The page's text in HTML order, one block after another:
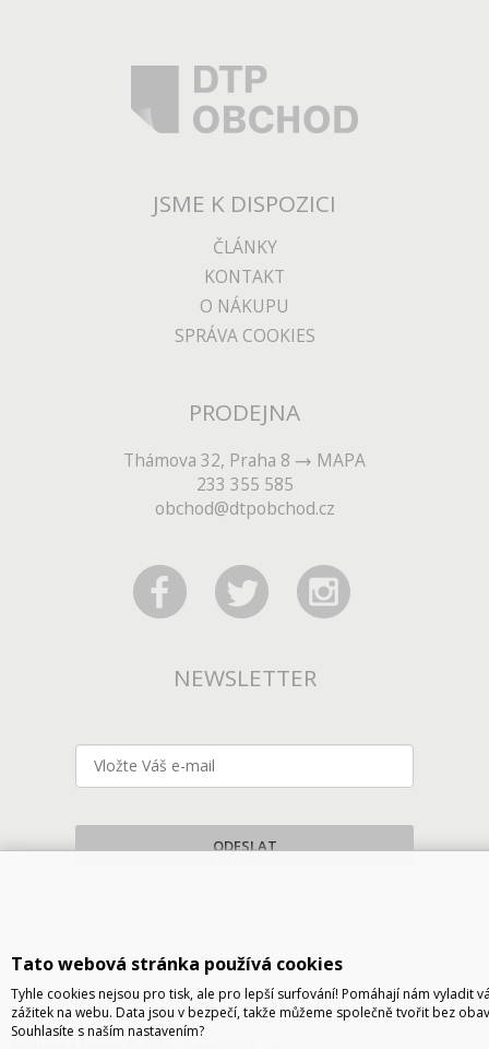
JSME K DISPOZICI
ČLÁNKY
KONTAKT
O NÁKUPU
SPRÁVA COOKIES
PRODEJNA
Thámova 32, Praha 8
MAPA
233 355 585
obchod@dtpobchod.cz
NEWSLETTER
ODESLAT
Tato webová stránka používá cookies
Tyhle cookies nejsou pro tisk, ale pro lepší surfování! Pomáhají nám vyladit
zážitek na webu. Data jsou v bezpečí, takže můžeme společně tvořit bez
Souhlasíte s naším nastavením?